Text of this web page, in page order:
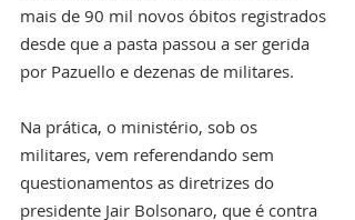
mais de 90 mil novos óbitos registrados
desde que a pasta passou a ser gerida
por Pazuello e dezenas de militares.
Na prática, o ministério, sob os
militares, vem referendando sem
questionamentos as diretrizes do
presidente Jair Bolsonaro, que é contra